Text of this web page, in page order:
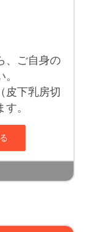
、ご自身の
皮下乳房切
。